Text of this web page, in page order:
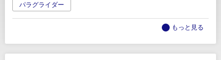
パラグライダー
もっと見る